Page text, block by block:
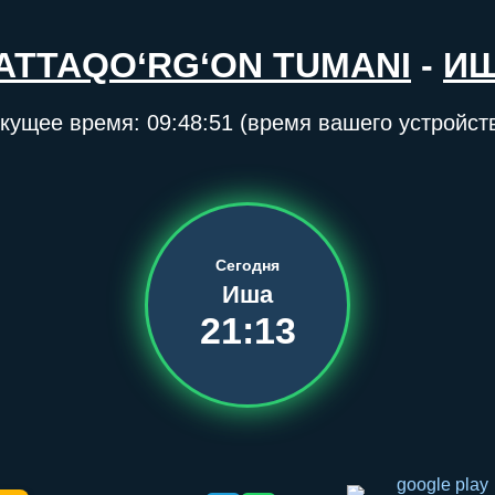
TUMANI -
время: 09:48:51 (время вашего
Сегодня
Иша
21:13